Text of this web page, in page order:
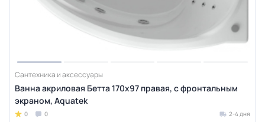
Сантехника и аксессуары
Ванна акриловая Бетта 170х97 правая, с фронтальным
экраном, Aquatek
0 0 2-4 дня